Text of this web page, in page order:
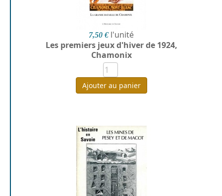
7,50 € l'unité
Les premiers jeux d'hiver de 1924,
Chamonix
Ajouter au panier